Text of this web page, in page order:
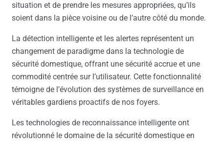
situation et de prendre les mesures appropriées, qu’ils
soient dans la pièce voisine ou de l’autre côté du monde.
La détection intelligente et les alertes représentent un
changement de paradigme dans la technologie de
sécurité domestique, offrant une sécurité accrue et une
commodité centrée sur l’utilisateur. Cette fonctionnalité
témoigne de l’évolution des systèmes de surveillance en
véritables gardiens proactifs de nos foyers.
Les technologies de reconnaissance intelligente ont
révolutionné le domaine de la sécurité domestique en